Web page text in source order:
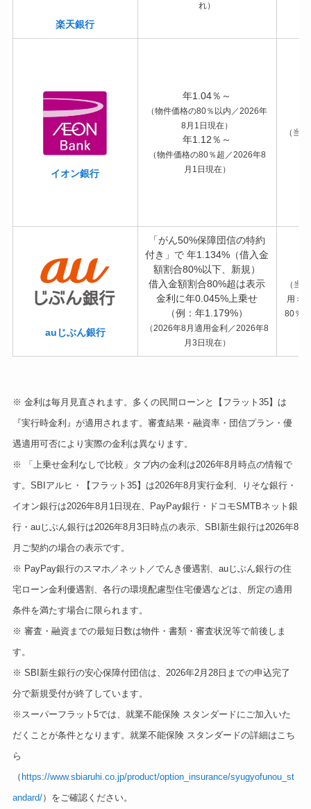
楽天銀行
れ）
イオン銀行
年1.04％～
（物件価格の80％以内／2026年
8月1日現在）
年1.12％～
（物件価格の80％超／2026年8
月1日現在）
（当
auじぶん銀行
「がん50%保障団信の特約
付き」で 年1.134%（借入金
額割合80%以下、新規）
借入金額割合80%超は表示
金利に年0.045%上乗せ
（例：年1.179%）
（2026年8月適用金利／2026年8
月3日現在）
（当
用＞
80％
※ 金利は毎月見直されます。多くの民間ローンと【フラット35】は
『実行時金利』が適用されます。審査結果・融資率・団信プラン・優
遇適用可否により実際の金利は異なります。
※ 「上乗せ金利なしで比較」タブ内の金利は2026年8月時点の情報で
す。SBIアルヒ・【フラット35】は2026年8月実行金利、りそな銀行・
イオン銀行は2026年8月1日現在、PayPay銀行・ドコモSMTBネット銀
行・auじぶん銀行は2026年8月3日時点の表示、SBI新生銀行は2026年8
月ご契約の場合の表示です。
※ PayPay銀行のスマホ／ネット／でんき優遇割、auじぶん銀行の住
宅ローン金利優遇割、各行の環境配慮型住宅優遇などは、所定の適用
条件を満たす場合に限られます。
※ 審査・融資までの最短日数は物件・書類・審査状況等で前後しま
す。
※ SBI新生銀行の安心保障付団信は、2026年2月28日までの申込完了
分で新規受付が終了しています。
※スーパーフラット5では、就業不能保険 スタンダードにご加入いた
だくことが条件となります。就業不能保険 スタンダードの詳細はこち
ら
（ https://www.sbiaruhi.co.jp/product/option_insurance/syugyofunou_st
andard/）をご確認ください。